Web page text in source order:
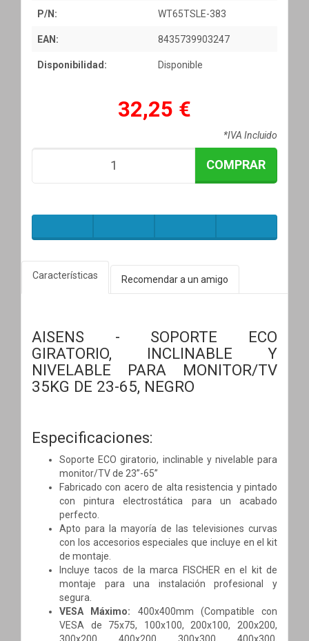
P/N: WT65TSLE-383
EAN: 8435739903247
Disponibilidad: Disponible
32,25 €
*IVA Incluido
COMPRAR
Características Recomendar a un amigo
AISENS - SOPORTE ECO
GIRATORIO, INCLINABLE Y
NIVELABLE PARA MONITOR/TV
35KG DE 23-65, NEGRO
Especificaciones:
Soporte ECO giratorio, inclinable y nivelable para
monitor/TV de 23”-65”
Fabricado con acero de alta resistencia y pintado
con pintura electrostática para un acabado
perfecto.
Apto para la mayoría de las televisiones curvas
con los accesorios especiales que incluye en el kit
de montaje.
Incluye tacos de la marca FISCHER en el kit de
montaje para una instalación profesional y
segura.
VESA Máximo: 400x400mm (Compatible con
VESA de 75x75, 100x100, 200x100, 200x200,
300x200, 400x200, 300x300, 400x300,